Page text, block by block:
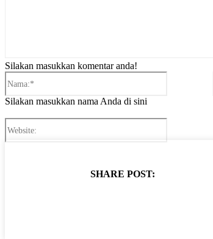
Silakan masukkan komentar anda!
Silakan masukkan nama Anda di sini
SHARE POST: